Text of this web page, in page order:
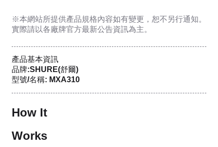
※本網站所提供產品規格內容如有變更，恕不另行通知。
實際請以各廠牌官方最新公告資訊為主。
產品基本資訊
品牌:SHURE(舒爾)
型號/名稱: MXA310
How It
Works